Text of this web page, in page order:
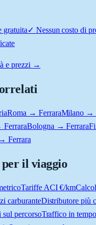
gratuita✓ Nessun costo di
e prezzi →
Roma → FerraraMilano →
Bologna → Ferrara
Ferrara
il viaggio
Tariffe ACI €/km
carburanteDistributore più
sul percorsoTraffico in